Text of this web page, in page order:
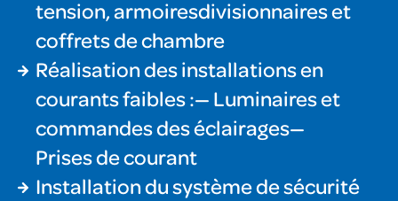
tension, armoiresdivisionnaires et
coffrets de chambre
Réalisation des installations en
courants faibles :— Luminaires et
commandes des éclairages—
Prises de courant
Installation du système de sécurité